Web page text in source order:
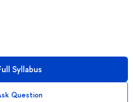
Syllabus
Question